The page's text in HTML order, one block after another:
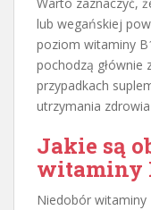
lub wegańskiej
poziom witaminy
pochodzą głównie
przypadkach
utrzymania
Jakie są
witaminy
Niedobór